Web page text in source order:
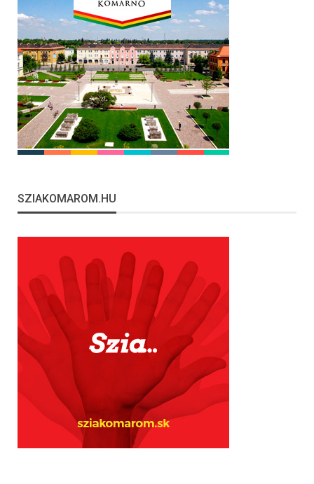
SZIAKOMAROM.HU